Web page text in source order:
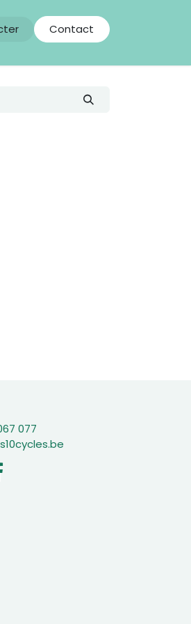
Contact
077